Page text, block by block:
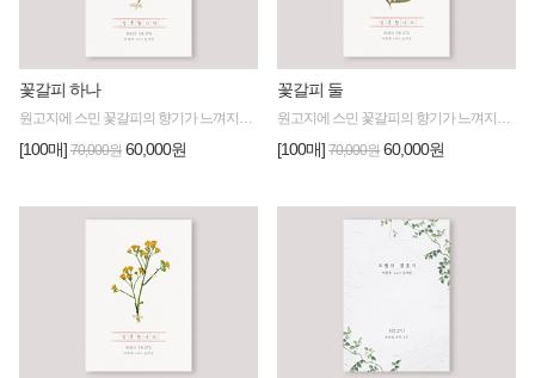
꽃갈피 하나
원고지에 스민 꽃갈피의 향기가 느껴지는 감성적인 디자인
[100매] 70,000원 60,000원
꽃갈피 둘
원고지에 스민 꽃갈피의 향기가 느껴지는 감성적인 디자인
[100매]70,000원60,000원